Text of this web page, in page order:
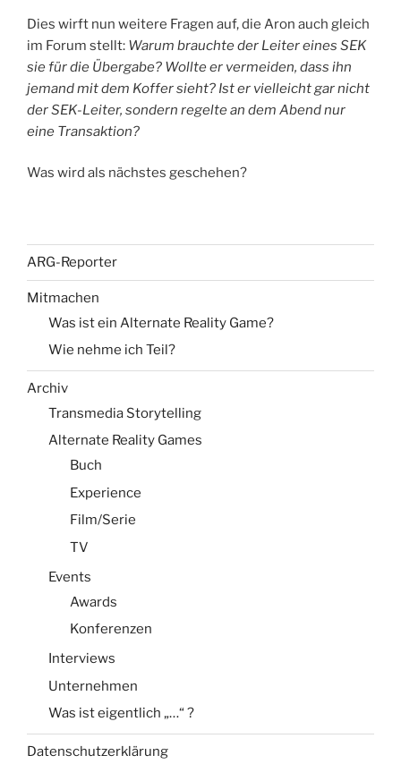
Dies wirft nun weitere Fragen auf, die Aron auch gleich
im Forum stellt: Warum brauchte der Leiter eines SEK
sie für die Übergabe? Wollte er vermeiden, dass ihn
jemand mit dem Koffer sieht? Ist er vielleicht gar nicht
der SEK-Leiter, sondern regelte an dem Abend nur
eine Transaktion?
Was wird als nächstes geschehen?
ARG-Reporter
Mitmachen
Was ist ein Alternate Reality Game?
Wie nehme ich Teil?
Archiv
Transmedia Storytelling
Alternate Reality Games
Buch
Experience
Film/Serie
TV
Events
Awards
Konferenzen
Interviews
Unternehmen
Was ist eigentlich „…“ ?
Datenschutzerklärung